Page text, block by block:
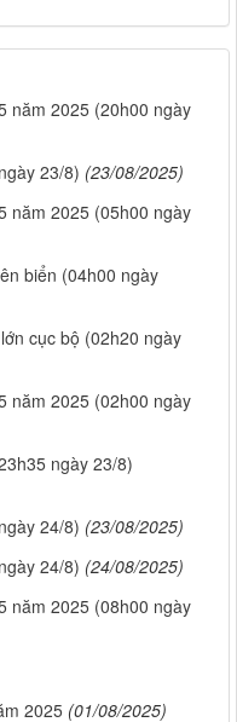
năm 2025 (20h00 ngày
23/8) (23/08/2025)
năm 2025 (05h00 ngày
biển (04h00 ngày
cục bộ (02h20 ngày
năm 2025 (02h00 ngày
ngày 23/8)
24/8) (23/08/2025)
24/8) (24/08/2025)
năm 2025 (08h00 ngày
2025 (01/08/2025)